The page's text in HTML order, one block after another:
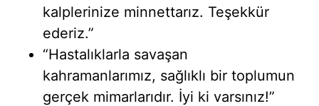
kalplerinize minnettarız. Teşekkür
ederiz.”
“Hastalıklarla savaşan
kahramanlarımız, sağlıklı bir toplumun
gerçek mimarlarıdır. İyi ki varsınız!”